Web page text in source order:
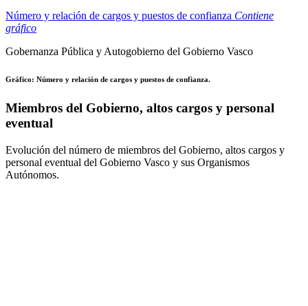
Número y relación de cargos y puestos de confianza Contiene
gráfico
Gobernanza Pública y Autogobierno del Gobierno Vasco
Gráfico: Número y relación de cargos y puestos de confianza.
Miembros del Gobierno, altos cargos y personal
eventual
Evolución del número de miembros del Gobierno, altos cargos y
personal eventual del Gobierno Vasco y sus Organismos
Autónomos.